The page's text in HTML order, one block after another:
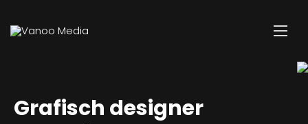
Grafisch designer